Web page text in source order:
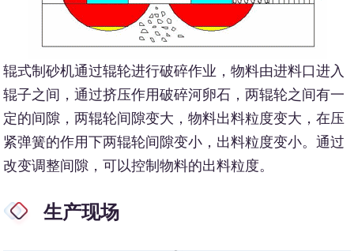
辊式制砂机通过辊轮进行破碎作业，物料由进料口进入
辊子之间，通过挤压作用破碎河卵石，两辊轮之间有一
定的间隙，两辊轮间隙变大，物料出料粒度变大，在压
紧弹簧的作用下两辊轮间隙变小，出料粒度变小。通过
改变调整间隙，可以控制物料的出料粒度。
生产现场